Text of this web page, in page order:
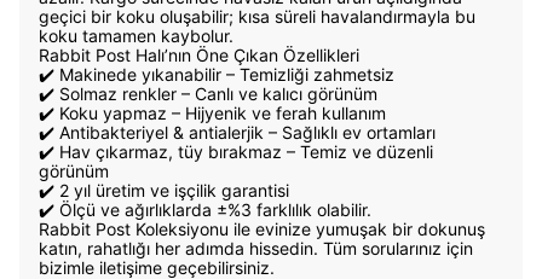
geçici bir koku oluşabilir; kısa süreli havalandırmayla bu
koku tamamen kaybolur.
Rabbit Post Halı’nın Öne Çıkan Özellikleri
✔️ Makinede yıkanabilir – Temizliği zahmetsiz
✔️ Solmaz renkler – Canlı ve kalıcı görünüm
✔️ Koku yapmaz – Hijyenik ve ferah kullanım
✔️ Antibakteriyel & antialerjik – Sağlıklı ev ortamları
✔️ Hav çıkarmaz, tüy bırakmaz – Temiz ve düzenli
görünüm
✔️ 2 yıl üretim ve işçilik garantisi
✔️ Ölçü ve ağırlıklarda ±%3 farklılık olabilir.
Rabbit Post Koleksiyonu ile evinize yumuşak bir dokunuş
katın, rahatlığı her adımda hissedin. Tüm sorularınız için
bizimle iletişime geçebilirsiniz.